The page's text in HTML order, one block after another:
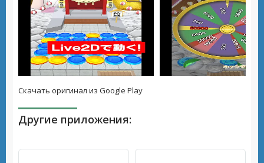
Скачать оригинал из Google Play
Другие приложения: